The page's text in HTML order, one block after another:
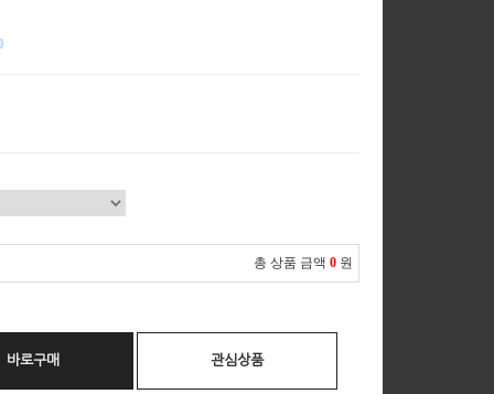
총 상품 금액 0 원
바로구매 관심상품